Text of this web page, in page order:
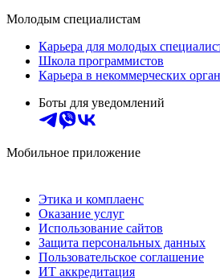
Молодым специалистам
Карьера для молодых
Школа программистов
Карьера в некоммерческих
Боты для уведомлений
Мобильное приложение
Этика и комплаенс
Оказание услуг
Использование сайтов
Защита персональных данных
Пользовательское соглашение
ИТ аккредитация